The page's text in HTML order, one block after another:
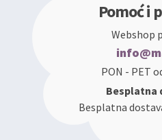
Pomoć i
Webshop
PON - PET
Besplatna
Besplatna